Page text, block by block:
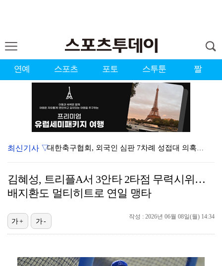
연예 스포츠 포토 스투툰 짤
대한축구협회, 외국인 심판 7차례 성접대 의혹…이 기간…
3승 사냥 시동 건 서교림 "샷·퍼트 만족스러워…좋은 …
박지훈, 9월 잠실실내체육관서 앙코르 콘서트 개최
폭로자 "황정민, 본인 말에 책임져야…내가 사생활에 초…
최신기사 ▽
김혜성, 트리플A서 3안타 2타점 무력시위…
배지환도 멀티히트로 연일 맹타
작성 : 2026년 06월 08일(월) 14:34
가+ 가-